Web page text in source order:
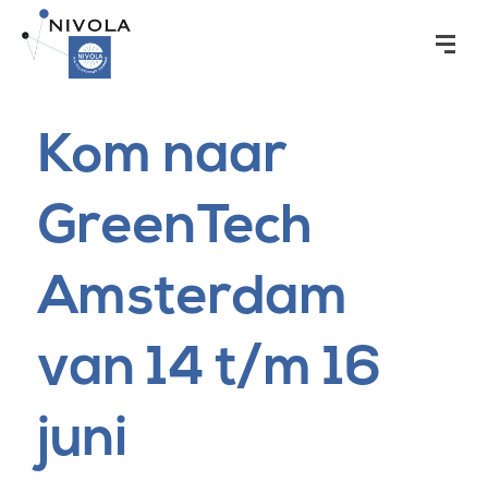
Kom naar
GreenTech
Amsterdam
van 14 t/m 16
juni